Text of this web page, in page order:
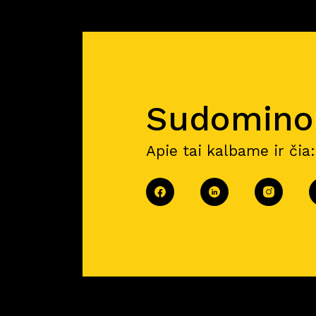
Apie tai kalbame ir čia: